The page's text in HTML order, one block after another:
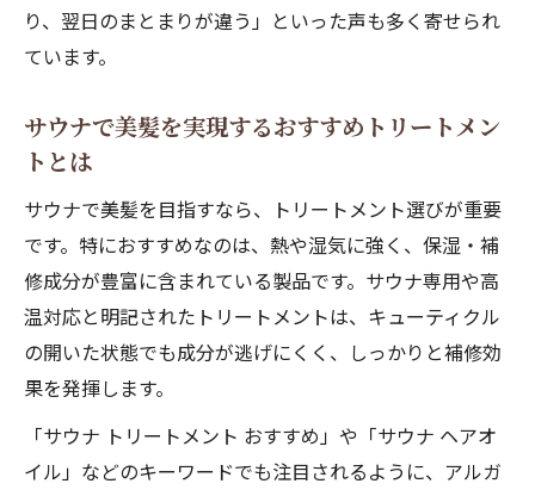
り、翌日のまとまりが違う」といった声も多く寄せられ
ています。
サウナで美髪を実現するおすすめトリートメン
トとは
サウナで美髪を目指すなら、トリートメント選びが重要
です。特におすすめなのは、熱や湿気に強く、保湿・補
修成分が豊富に含まれている製品です。サウナ専用や高
温対応と明記されたトリートメントは、キューティクル
の開いた状態でも成分が逃げにくく、しっかりと補修効
果を発揮します。
「サウナ トリートメント おすすめ」や「サウナ ヘアオ
イル」などのキーワードでも注目されるように、アルガ